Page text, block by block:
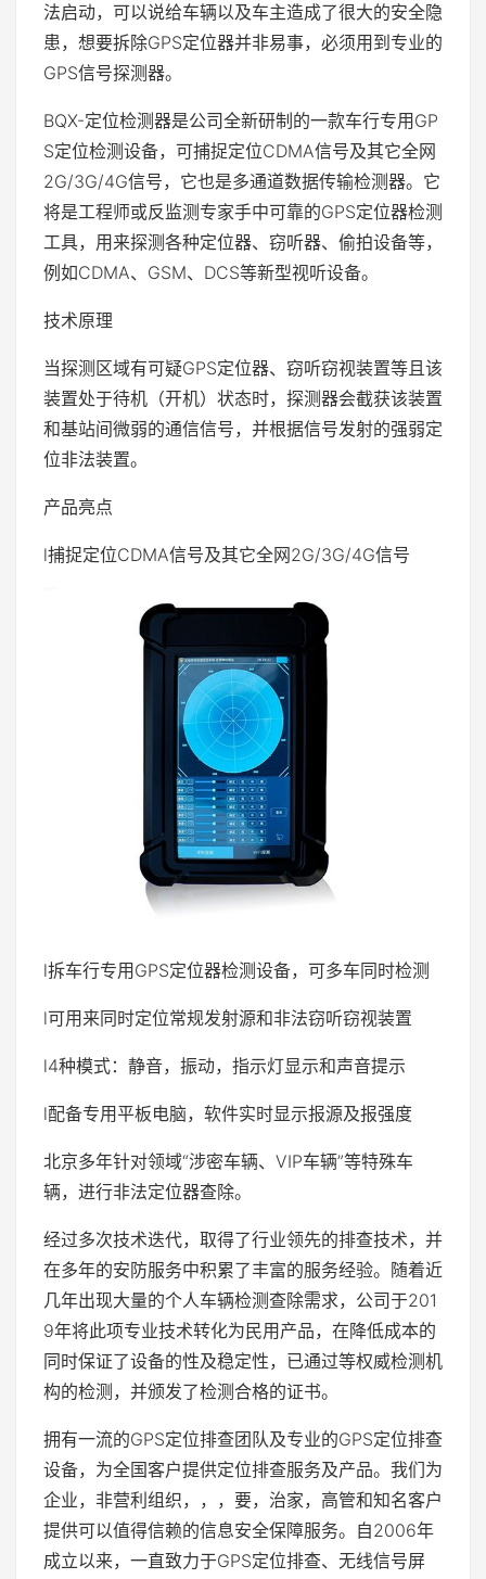
法启动，可以说给车辆以及车主造成了很大的安全隐
患，想要拆除GPS定位器并非易事，必须用到专业的
GPS信号探测器。
BQX-定位检测器是公司全新研制的一款车行专用GP
S定位检测设备，可捕捉定位CDMA信号及其它全网
2G/3G/4G信号，它也是多通道数据传输检测器。它
将是工程师或反监测专家手中可靠的GPS定位器检测
工具，用来探测各种定位器、窃听器、偷拍设备等，
例如CDMA、GSM、DCS等新型视听设备。
技术原理
当探测区域有可疑GPS定位器、窃听窃视装置等且该
装置处于待机（开机）状态时，探测器会截获该装置
和基站间微弱的通信信号，并根据信号发射的强弱定
位非法装置。
产品亮点
l捕捉定位CDMA信号及其它全网2G/3G/4G信号
l拆车行专用GPS定位器检测设备，可多车同时检测
l可用来同时定位常规发射源和非法窃听窃视装置
l4种模式：静音，振动，指示灯显示和声音提示
l配备专用平板电脑，软件实时显示报源及报强度
北京多年针对领域“涉密车辆、VIP车辆”等特殊车
辆，进行非法定位器查除。
经过多次技术迭代，取得了行业领先的排查技术，并
在多年的安防服务中积累了丰富的服务经验。随着近
几年出现大量的个人车辆检测查除需求，公司于201
9年将此项专业技术转化为民用产品，在降低成本的
同时保证了设备的性及稳定性，已通过等权威检测机
构的检测，并颁发了检测合格的证书。
拥有一流的GPS定位排查团队及专业的GPS定位排查
设备，为全国客户提供定位排查服务及产品。我们为
企业，非营利组织，，，要，治家，高管和知名客户
提供可以值得信赖的信息安全保障服务。自2006年
成立以来，一直致力于GPS定位排查、无线信号屏